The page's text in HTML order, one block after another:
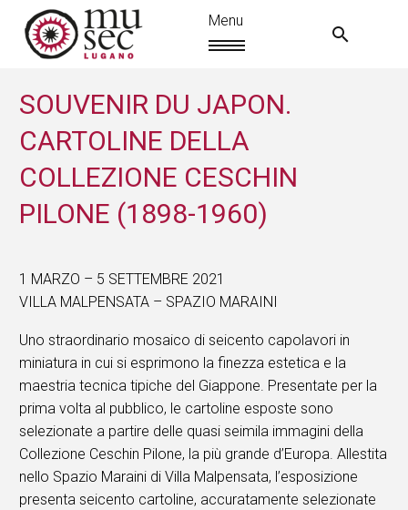
IT
SOUVENIR DU JAPON.
CARTOLINE DELLA
COLLEZIONE CESCHIN
PILONE (1898-1960)
1 MARZO – 5 SETTEMBRE 2021
VILLA MALPENSATA – SPAZIO MARAINI
Uno straordinario mosaico di seicento capolavori in
miniatura in cui si esprimono la finezza estetica e la
maestria tecnica tipiche del Giappone. Presentate per la
prima volta al pubblico, le cartoline esposte sono
selezionate a partire delle quasi seimila immagini della
Collezione Ceschin Pilone, la più grande d’Europa. Allestita
nello Spazio Maraini di Villa Malpensata, l’esposizione
presenta seicento cartoline, accuratamente selezionate